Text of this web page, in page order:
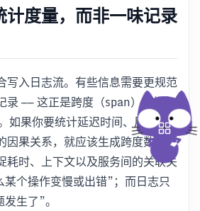
计度量，而非一味记录
写入日志流。有些信息需要更规范
录 —— 这正是跨度（span）和指标
如果你要统计延迟时间、用户流
因果关系，就应该生成跨度数据而
耗时、上下文以及服务间的关联关
个操作变慢或出错”；而日志只
生了”。